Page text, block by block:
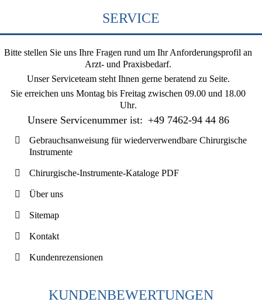
SERVICE
Bitte stellen Sie uns Ihre Fragen rund um Ihr Anforderungsprofil an
Arzt- und Praxisbedarf.
Unser Serviceteam steht Ihnen gerne beratend zu Seite.
Sie erreichen uns Montag bis Freitag zwischen 09.00 und 18.00
Uhr.
Unsere Servicenummer ist: +49 7462-94 44 86
Gebrauchsanweisung für wiederverwendbare Chirurgische
Instrumente
Chirurgische-Instrumente-Kataloge PDF
Über uns
Sitemap
Kontakt
Kundenrezensionen
KUNDENBEWERTUNGEN